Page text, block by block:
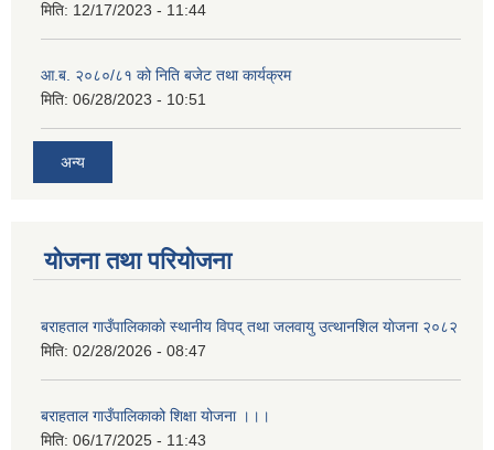
मिति: 12/17/2023 - 11:44
आ.ब. २०८०/८१ को निति बजेट तथा कार्यक्रम
मिति: 06/28/2023 - 10:51
अन्य
योजना तथा परियोजना
बराहताल गाउँपालिकाकाे स्थानीय विपद् तथा जलवायु उत्थानशिल याेजना २०८२
मिति: 02/28/2026 - 08:47
बराहताल गाउँपालिकाको शिक्षा योजना ।।।
मिति: 06/17/2025 - 11:43